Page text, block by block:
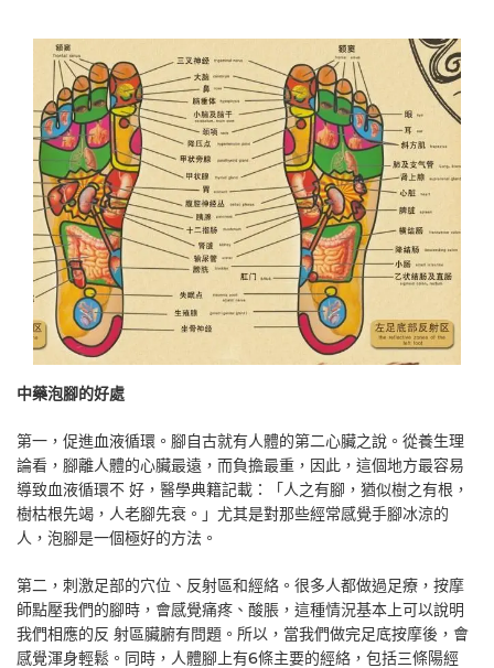
中藥泡腳的好處
第一，促進血液循環。腳自古就有人體的第二心臟之說。從養生理
論看，腳離人體的心臟最遠，而負擔最重，因此，這個地方最容易
導致血液循環不 好，醫學典籍記載：「人之有腳，猶似樹之有根，
樹枯根先竭，人老腳先衰。」尤其是對那些經常感覺手腳冰涼的
人，泡腳是一個極好的方法。
第二，刺激足部的穴位、反射區和經絡。很多人都做過足療，按摩
師點壓我們的腳時，會感覺痛疼、酸脹，這種情況基本上可以說明
我們相應的反 射區臟腑有問題。所以，當我們做完足底按摩後，會
感覺渾身輕鬆。同時，人體腳上有6條主要的經絡，包括三條陽經